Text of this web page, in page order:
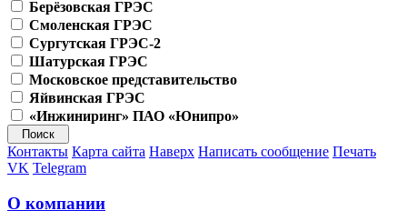
Берёзовская ГРЭС
Смоленская ГРЭС
Сургутская ГРЭС-2
Шатурская ГРЭС
Московское представительство
Яйвинская ГРЭС
«Инжиниринг» ПАО «Юнипро»
Контакты Карта сайта Наверх Написать сообщение Печать
VK Telegram
О компании